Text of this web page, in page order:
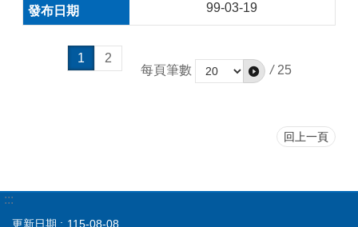
99-03-19
1
2
每頁筆數
/ 25
回上一頁
:::
更新日期 115-08-08